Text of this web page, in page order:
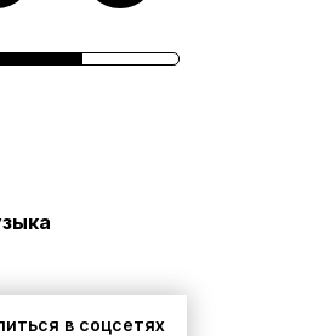
в соцсетях